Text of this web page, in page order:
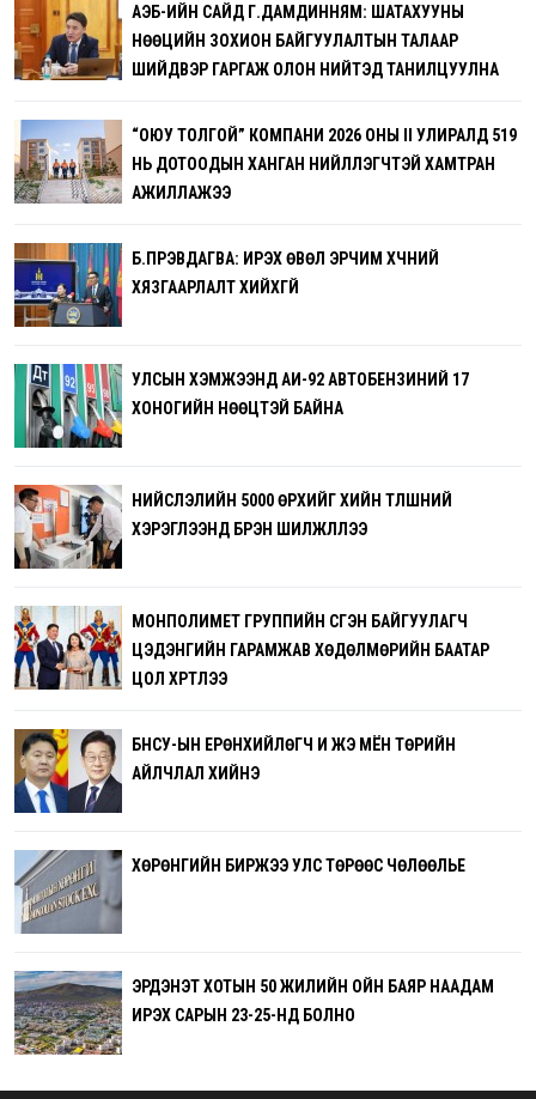
АҮЭБ-ИЙН САЙД Г.ДАМДИННЯМ: ШАТАХУУНЫ
НӨӨЦИЙН ЗОХИОН БАЙГУУЛАЛТЫН ТАЛААР
ШИЙДВЭР ГАРГАЖ ОЛОН НИЙТЭД ТАНИЛЦУУЛНА
“ОЮУ ТОЛГОЙ” КОМПАНИ 2026 ОНЫ II УЛИРАЛД 519
НЬ ДОТООДЫН ХАНГАН НИЙЛҮҮЛЭГЧТЭЙ ХАМТРАН
АЖИЛЛАЖЭЭ
Б.ПҮРЭВДАГВА: ИРЭХ ӨВӨЛ ЭРЧИМ ХҮЧНИЙ
ХЯЗГААРЛАЛТ ХИЙХГҮЙ
УЛСЫН ХЭМЖЭЭНД АИ-92 АВТОБЕНЗИНИЙ 17
ХОНОГИЙН НӨӨЦТЭЙ БАЙНА
НИЙСЛЭЛИЙН 5000 ӨРХИЙГ ХИЙН ТҮЛШНИЙ
ХЭРЭГЛЭЭНД БҮРЭН ШИЛЖҮҮЛЛЭЭ
МОНПОЛИМЕТ ГРУППИЙН ҮҮСГЭН БАЙГУУЛАГЧ
ЦЭДЭНГИЙН ГАРАМЖАВ ХӨДӨЛМӨРИЙН БААТАР
ЦОЛ ХҮРТЛЭЭ
БНСУ-ЫН ЕРӨНХИЙЛӨГЧ И ЖЭ МЁН ТӨРИЙН
АЙЛЧЛАЛ ХИЙНЭ
ХӨРӨНГИЙН БИРЖЭЭ УЛС ТӨРӨӨС ЧӨЛӨӨЛЬЕ
ЭРДЭНЭТ ХОТЫН 50 ЖИЛИЙН ОЙН БАЯР НААДАМ
ИРЭХ САРЫН 23-25-НД БОЛНО